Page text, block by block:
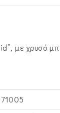
με χρυσό